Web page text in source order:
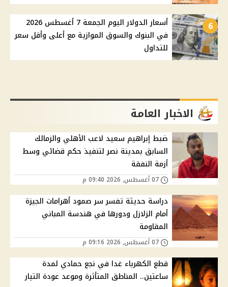
6
أسعار الدولار اليوم الجمعة 7 أغسطس 2026
في البنوك والسوق الموازية مع أعلى وأقل سعر
للتداول
الاخبار العامة
ضبط إبراهيم سعيد لاعب الأهلي والزمالك
السابق بمدينة نصر لتنفيذ حكم قضائي وسط
أزمة النفقة
دراسة حديثة تفسر سر صمود أهرامات الجيزة
أمام الزلازل ودورها في هندسة المباني
المقاومة
قطع الكهرباء غدا في نجع حمادي لمدة
ساعتين.. المناطق المتأثرة وموعد عودة التيار